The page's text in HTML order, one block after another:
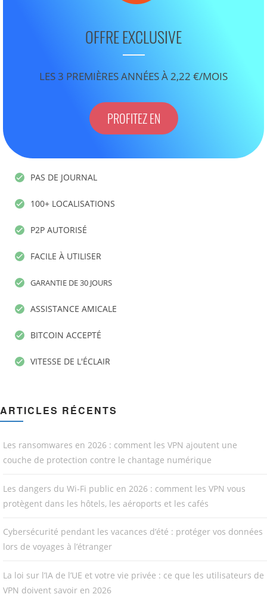
OFFRE EXCLUSIVE
LES 3 PREMIÈRES ANNÉES À 2,22 €/MOIS
PROFITEZ EN
PAS DE JOURNAL
100+ LOCALISATIONS
P2P AUTORISÉ
FACILE À UTILISER
GARANTIE DE 30 JOURS
ASSISTANCE AMICALE
BITCOIN ACCEPTÉ
VITESSE DE L'ÉCLAIR
ARTICLES RÉCENTS
Les ransomwares en 2026 : comment les VPN ajoutent une
couche de protection contre le chantage numérique
Les dangers du Wi-Fi public en 2026 : comment les VPN vous
protègent dans les hôtels, les aéroports et les cafés
Cybersécurité pendant les vacances d’été : protéger vos données
lors de voyages à l’étranger
La loi sur l’IA de l’UE et votre vie privée : ce que les utilisateurs de
VPN doivent savoir en 2026